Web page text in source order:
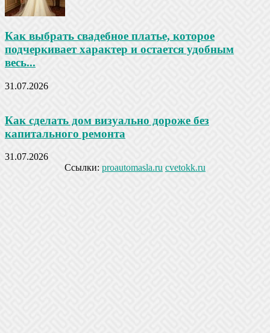
Как выбрать свадебное платье, которое
подчеркивает характер и остается удобным
весь...
31.07.2026
Как сделать дом визуально дороже без
капитального ремонта
31.07.2026
Ссылки: proautomasla.ru cvetokk.ru